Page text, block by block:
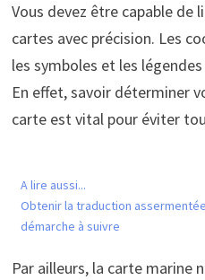
Vous devez être capable de
cartes avec précision. Les
les symboles et les
En effet, savoir déterminer
carte est vital pour éviter
A lire aussi...
Obtenir la traduction
démarche à suivre
Par ailleurs, la carte marine